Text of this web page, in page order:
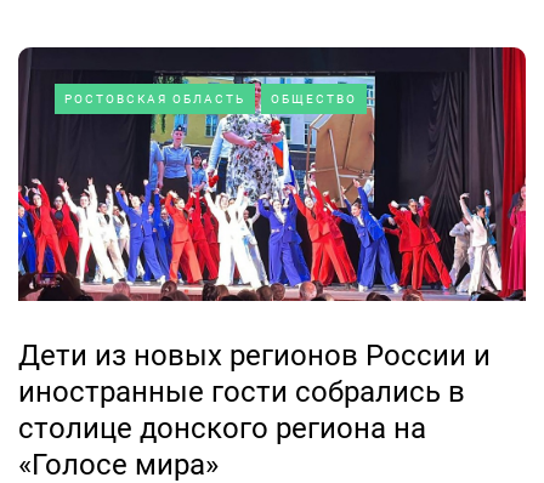
РОСТОВСКАЯ ОБЛАСТЬ ОБЩЕСТВО
Дети из новых регионов России и
иностранные гости собрались в
столице донского региона на
«Голосе мира»